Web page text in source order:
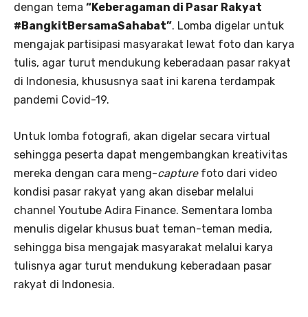
dengan tema “Keberagaman di Pasar Rakyat
#BangkitBersamaSahabat”. Lomba digelar untuk
mengajak partisipasi masyarakat lewat foto dan karya
tulis, agar turut mendukung keberadaan pasar rakyat
di Indonesia, khususnya saat ini karena terdampak
pandemi Covid-19.
Untuk lomba fotografi, akan digelar secara virtual
sehingga peserta dapat mengembangkan kreativitas
mereka dengan cara meng-capturefoto dari video
kondisi pasar rakyat yang akan disebar melalui
channel Youtube Adira Finance. Sementara lomba
menulis digelar khusus buat teman-teman media,
sehingga bisa mengajak masyarakat melalui karya
tulisnya agar turut mendukung keberadaan pasar
rakyat di Indonesia.